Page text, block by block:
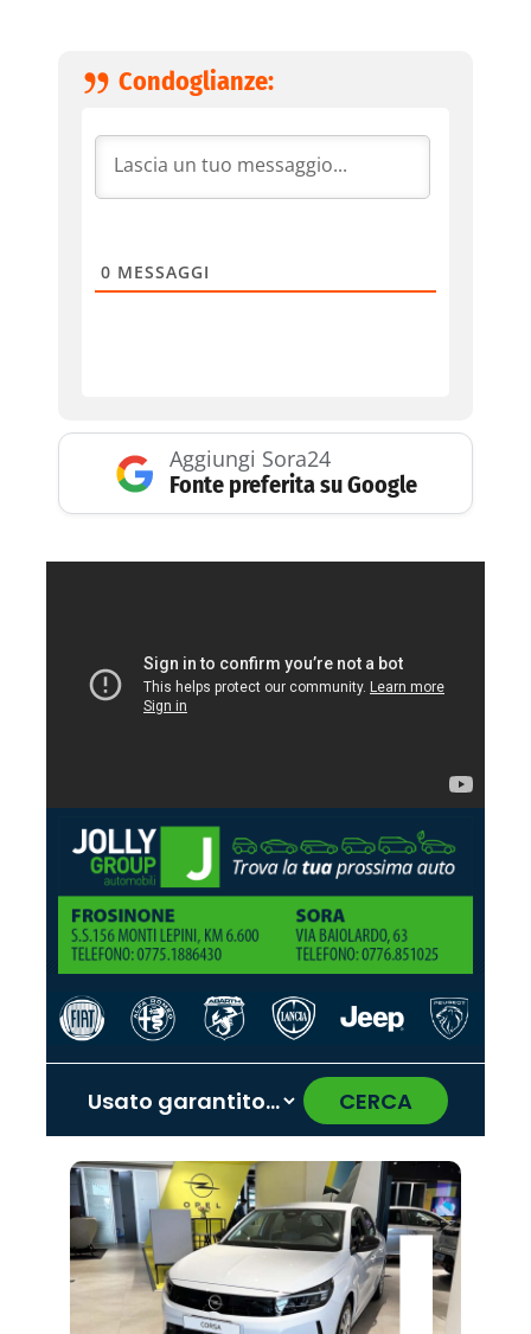
Condoglianze:
0 MESSAGGI
Aggiungi Sora24
Fonte preferita su Google
CERCA
Promo
Citroën
Promo
Opel
Promo
Seat
Promo
Fiat
Promo
Lancia
Promo
Jeep
Promo
Mazda
Promo
Land
Rover
Promo
Hyundai
Promo
Omoda
Promo
Jaecoo
Promo
Abarth
Promo
Alfa
Romeo
Promo
Cupra
Promo
Peugeot
‹ ›